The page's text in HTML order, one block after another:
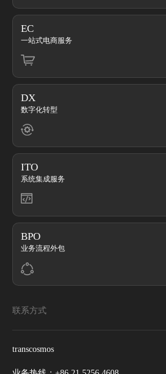
EC
一站式电商服务
DX
数字化转型
ITO
系统集成服务
BPO
业务流程外包
联系方式
transcosmos